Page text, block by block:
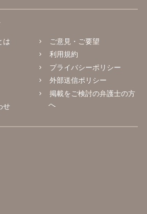
は
せ
ご意見・ご要望
利用規約
プライバシーポリシー
外部送信ポリシー
掲載をご検討の弁護士の方
へ